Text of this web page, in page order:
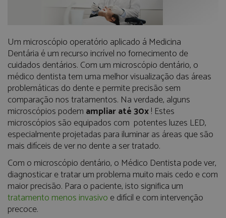
Um microscópio operatório aplicado á Medicina
Dentária é um recurso incrível no fornecimento de
cuidados dentários. Com um microscópio dentário, o
médico dentista tem uma melhor visualização das áreas
problemáticas do dente e permite precisão sem
comparação nos tratamentos. Na verdade, alguns
microscópios podem ampliar até 30x! Estes
microscópios são equipados com potentes luzes LED,
especialmente projetadas para iluminar as áreas que são
mais difíceis de ver no dente a ser tratado.
Com o microscópio dentário, o Médico Dentista pode ver,
diagnosticar e tratar um problema muito mais cedo e com
maior precisão. Para o paciente, isto significa um
tratamento menos invasivo e difícil e com intervenção
precoce.